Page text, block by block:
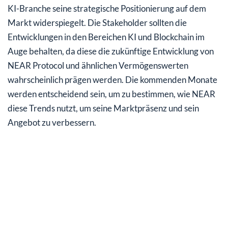
KI-Branche seine strategische Positionierung auf dem
Markt widerspiegelt. Die Stakeholder sollten die
Entwicklungen in den Bereichen KI und Blockchain im
Auge behalten, da diese die zukünftige Entwicklung von
NEAR Protocol und ähnlichen Vermögenswerten
wahrscheinlich prägen werden. Die kommenden Monate
werden entscheidend sein, um zu bestimmen, wie NEAR
diese Trends nutzt, um seine Marktpräsenz und sein
Angebot zu verbessern.